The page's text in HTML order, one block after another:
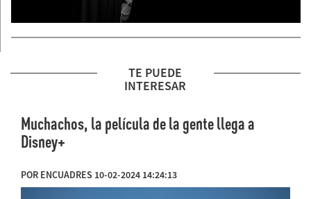
TE PUEDE
INTERESAR
Muchachos, la película de la gente llega a
Disney+
POR ENCUADRES 10-02-2024 14:24:13